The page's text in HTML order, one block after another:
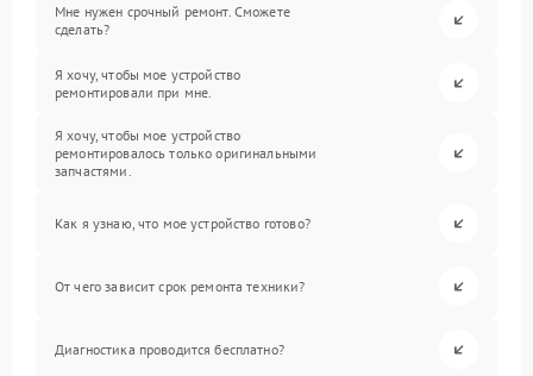
Мне нужен срочный ремонт. Сможете
сделать?
Я хочу, чтобы мое устройство
ремонтировали при мне.
Я хочу, чтобы мое устройство
ремонтировалось только оригинальными
запчастями.
Как я узнаю, что мое устройство готово?
От чего зависит срок ремонта техники?
Диагностика проводится бесплатно?